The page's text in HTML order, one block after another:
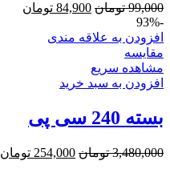
99,000 تومان 84,900 تومان
-93%
افزودن به علاقه مندی
مقایسه
مشاهده سریع
افزودن به سبد خرید
بسته 240 سی پی
3,480,000 تومان 254,000 تومان